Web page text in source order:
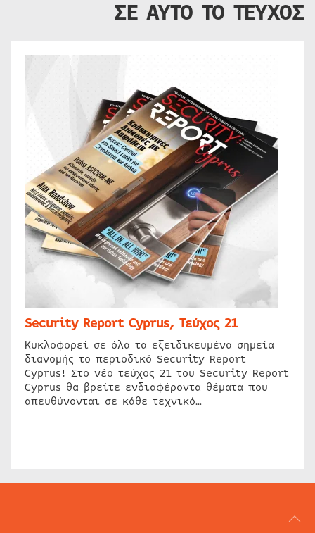
ΣΕ ΑΥΤΟ ΤΟ ΤΕΥΧΟΣ
Security Report Cyprus, Τεύχος 21
Κυκλοφορεί σε όλα τα εξειδικευμένα σημεία
διανομής το περιοδικό Security Report
Cyprus! Στο νέο τεύχος 21 του Security Report
Cyprus θα βρείτε ενδιαφέροντα θέματα που
απευθύνονται σε κάθε τεχνικό…